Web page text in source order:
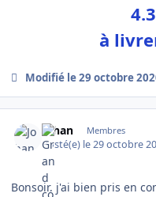
à
Modifié le 29 octobre
Johan Membres
Posté(e) le 29 octobre
Bonsoir, j'ai bien pris en